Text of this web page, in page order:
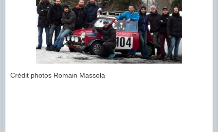
Crédit photos Romain Massola